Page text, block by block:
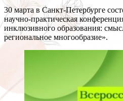
30 марта в Санкт-Петербурге
научно-практическая
инклюзивного образования:
региональное многообразие».